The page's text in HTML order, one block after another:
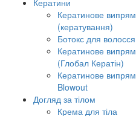
Кератини
Кератинове
(кератування)
Ботокс для волосся
Кератинове
(Глобал Кератін)
Кератинове
Blowout
Догляд за тілом
Крема для тіла